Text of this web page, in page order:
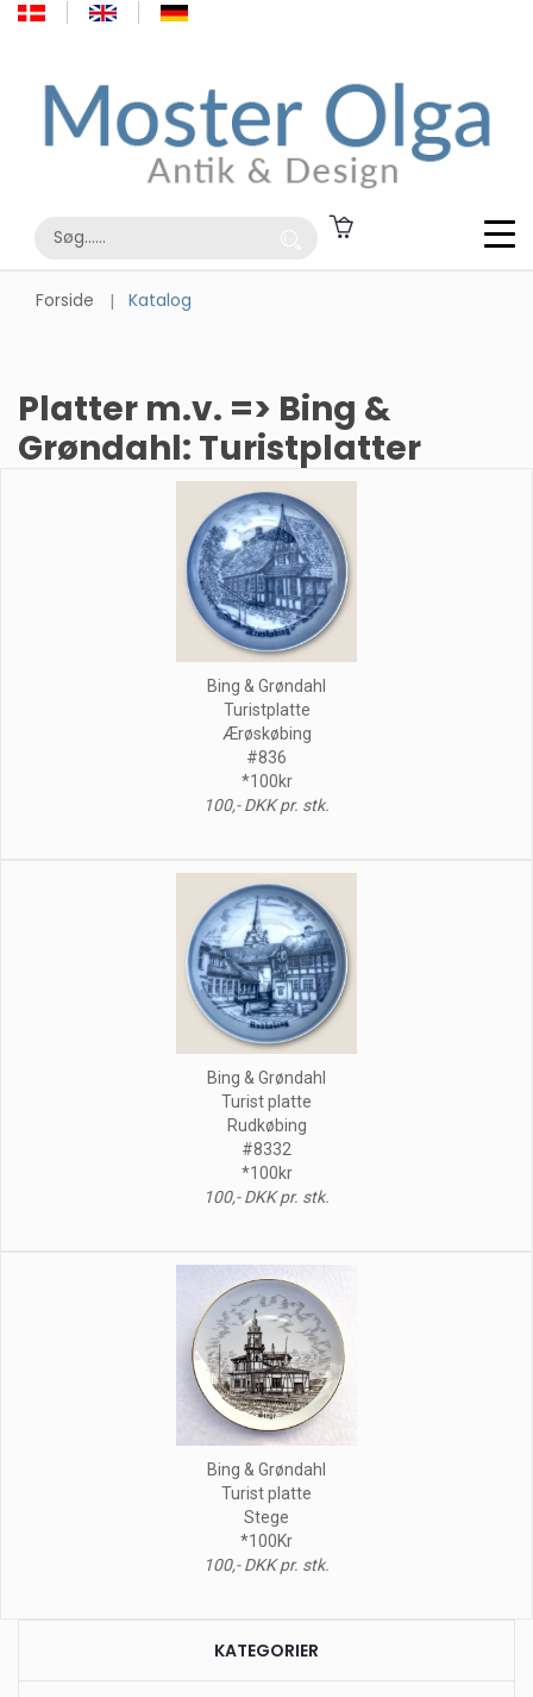
Forside Katalog
Platter m.v. => Bing &
Grøndahl: Turistplatter
Bing & Grøndahl
Turistplatte
Ærøskøbing
#836
*100kr
100,- DKK pr. stk.
Bing & Grøndahl
Turist platte
Rudkøbing
#8332
*100kr
100,- DKK pr. stk.
Bing & Grøndahl
Turist platte
Stege
*100Kr
100,- DKK pr. stk.
KATEGORIER